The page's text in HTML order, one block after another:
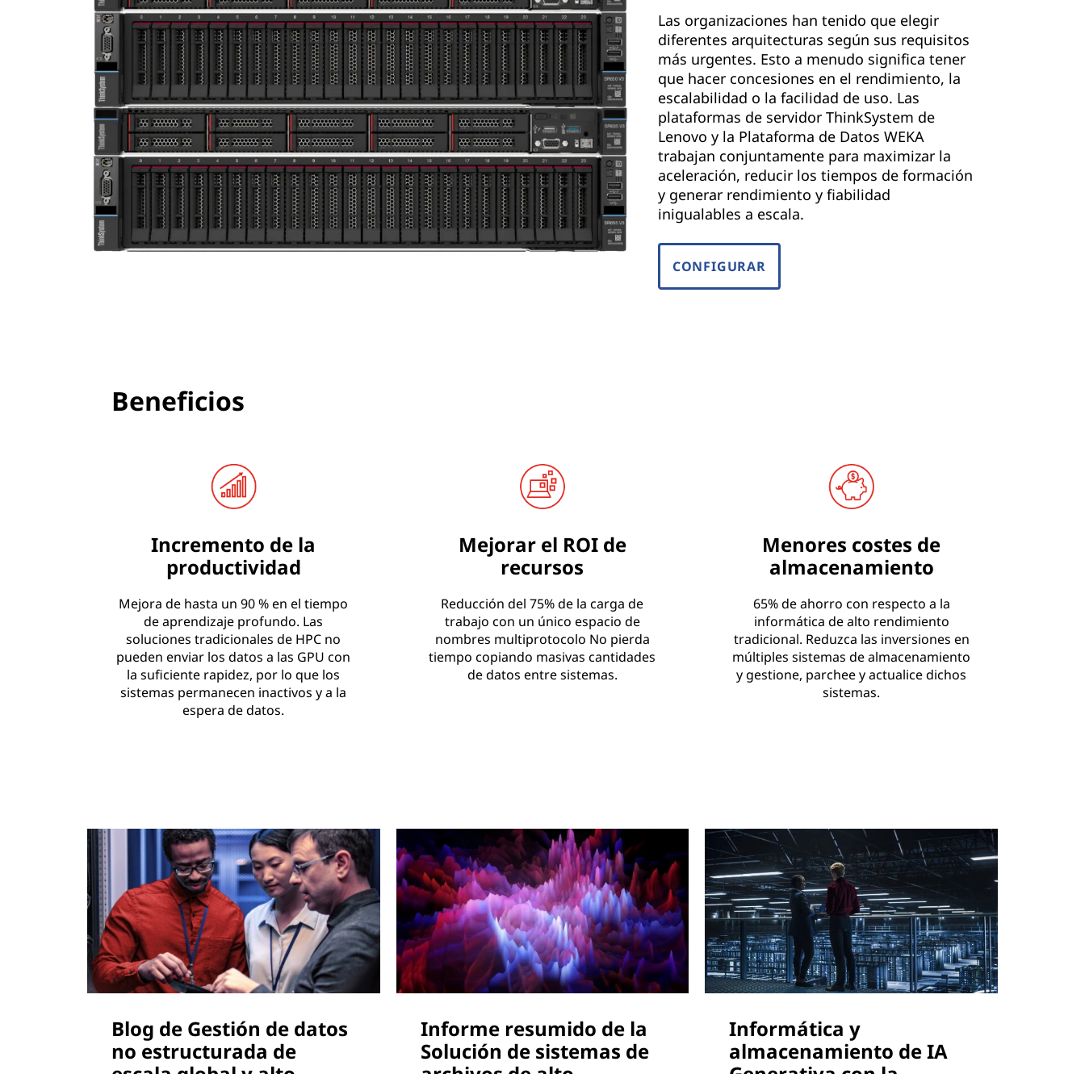
Las organizaciones han tenido que elegir
diferentes arquitecturas según sus requisitos
más urgentes. Esto a menudo significa tener
que hacer concesiones en el rendimiento, la
escalabilidad o la facilidad de uso. Las
plataformas de servidor ThinkSystem de
Lenovo y la Plataforma de Datos WEKA
trabajan conjuntamente para maximizar la
aceleración, reducir los tiempos de formación
y generar rendimiento y fiabilidad
inigualables a escala.
CONFIGURAR
Beneficios
Incremento de la
productividad
Mejora de hasta un 90 % en el tiempo
de aprendizaje profundo. Las
soluciones tradicionales de HPC no
pueden enviar los datos a las GPU con
la suficiente rapidez, por lo que los
sistemas permanecen inactivos y a la
espera de datos.
Mejorar el ROI de
recursos
Reducción del 75% de la carga de
trabajo con un único espacio de
nombres multiprotocolo No pierda
tiempo copiando masivas cantidades
de datos entre sistemas.
Menores costes de
almacenamiento
65% de ahorro con respecto a la
informática de alto rendimiento
tradicional. Reduzca las inversiones en
múltiples sistemas de almacenamiento
y gestione, parchee y actualice dichos
sistemas.
Blog de Gestión de datos
no estructurada de
Informe resumido de la
Solución de sistemas de
Informática y
almacenamiento de IA